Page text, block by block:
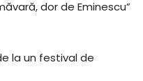
dor de Eminescu”
la un festival de